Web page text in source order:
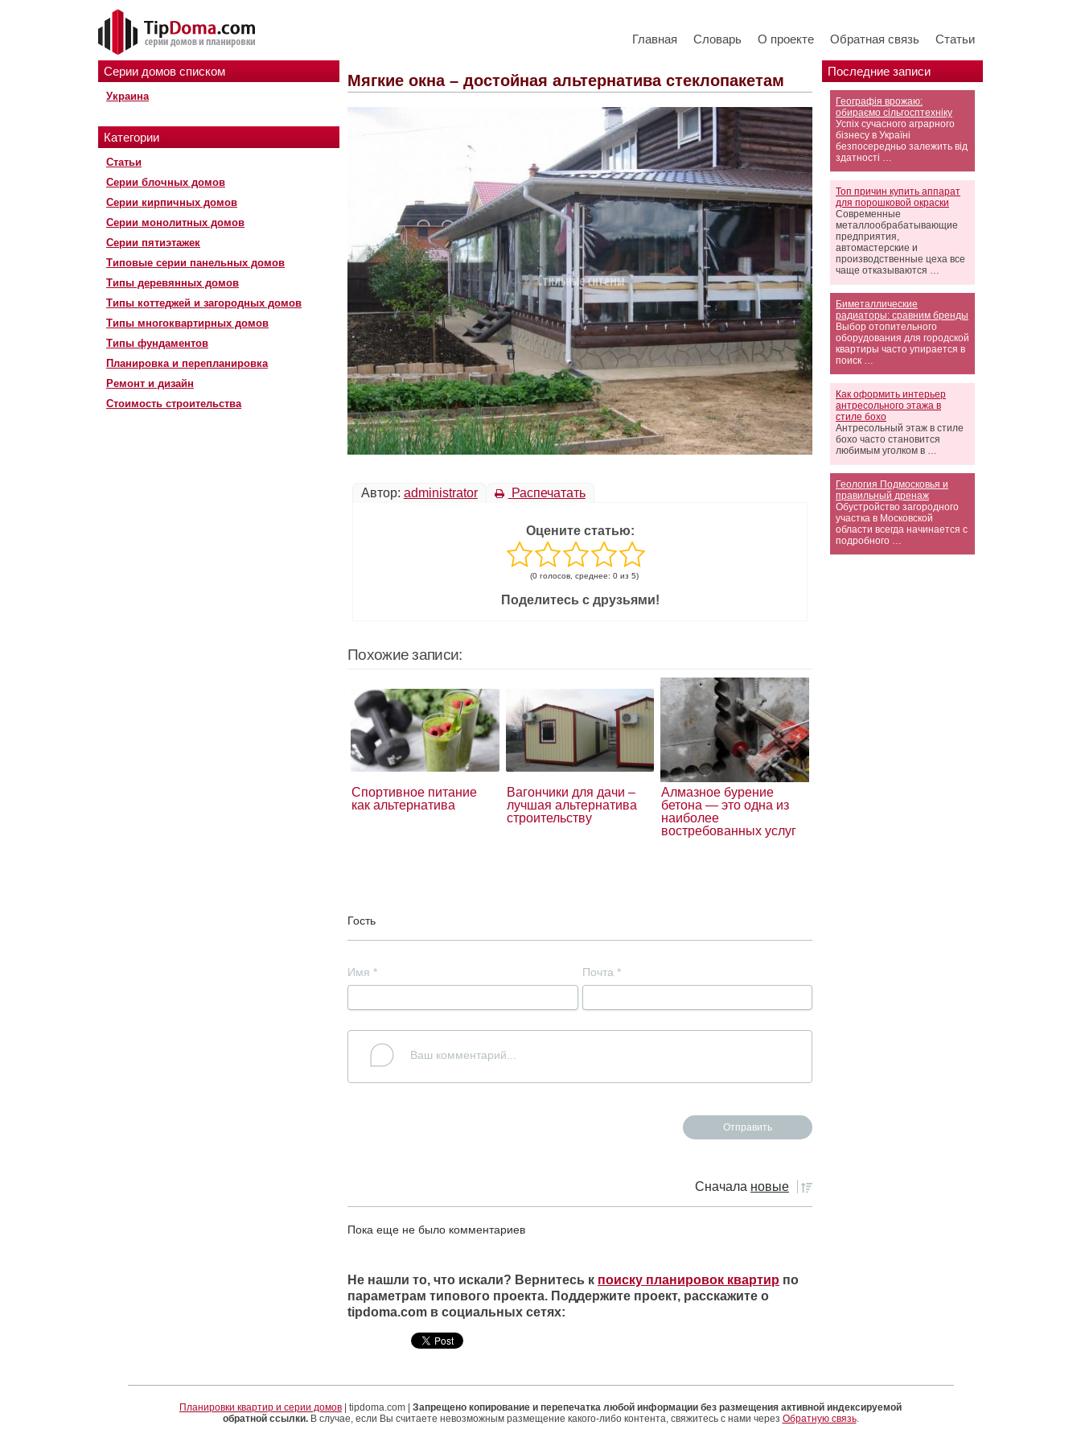
Главная Словарь О проекте Обратная связь Статьи
Серии домов списком
Украина
Категории
Статьи
Серии блочных домов
Серии кирпичных домов
Серии монолитных домов
Серии пятиэтажек
Типовые серии панельных домов
Типы деревянных домов
Типы коттеджей и загородных домов
Типы многоквартирных домов
Типы фундаментов
Планировка и перепланировка
Ремонт и дизайн
Стоимость строительства
Последние записи
Географія врожаю:
обираємо сільгосптехніку
Успіх сучасного аграрного
бізнесу в Україні
безпосередньо залежить від
здатності …
Топ причин купить аппарат
для порошковой окраски
Современные
металлообрабатывающие
предприятия,
автомастерские и
производственные цеха все
чаще отказываются …
Биметаллические
радиаторы: сравним бренды
Выбор отопительного
оборудования для городской
квартиры часто упирается в
поиск …
Как оформить интерьер
антресольного этажа в
стиле бохо
Антресольный этаж в стиле
бохо часто становится
любимым уголком в …
Геология Подмосковья и
правильный дренаж
Обустройство загородного
участка в Московской
области всегда начинается с
подробного …
Мягкие окна – достойная альтернатива стеклопакетам
Автор: administrator Распечатать
Оцените статью:
(0 голосов, среднее: 0 из 5)
Поделитесь с друзьями!
Похожие записи:
Спортивное питание
как альтернатива
Вагончики для дачи –
лучшая альтернатива
строительству
Алмазное бурение
бетона — это одна из
наиболее
востребованных услуг
Гость
Имя * Почта *
Сначала новые
Пока еще не было комментариев
Не нашли то, что искали? Вернитесь к поиску планировок квартир по
параметрам типового проекта. Поддержите проект, расскажите о
tipdoma.com в социальных сетях:
Планировки квартир и серии домов | tipdoma.com | Запрещено копирование и перепечатка любой информации без размещения активной индексируемой
обратной ссылки.В случае, если Вы считаете невозможным размещение какого-либо контента, свяжитесь с нами через Обратную связь.